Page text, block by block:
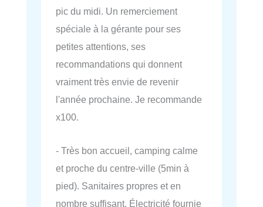
pic du midi. Un remerciement
spéciale à la gérante pour ses
petites attentions, ses
recommandations qui donnent
vraiment très envie de revenir
l'année prochaine. Je recommande
x100.
- Très bon accueil, camping calme
et proche du centre-ville (5min à
pied). Sanitaires propres et en
nombre suffisant. Électricité fournie